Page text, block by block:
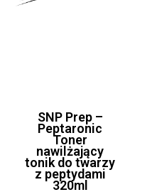
SNP Prep –
Peptaronic
Toner
nawilżający
tonik do twarzy
z peptydami
320ml